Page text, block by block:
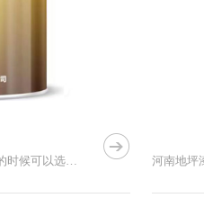
河南氟碳漆厂家是比较多的，大家在采购的时候可以选择性也比较大...
